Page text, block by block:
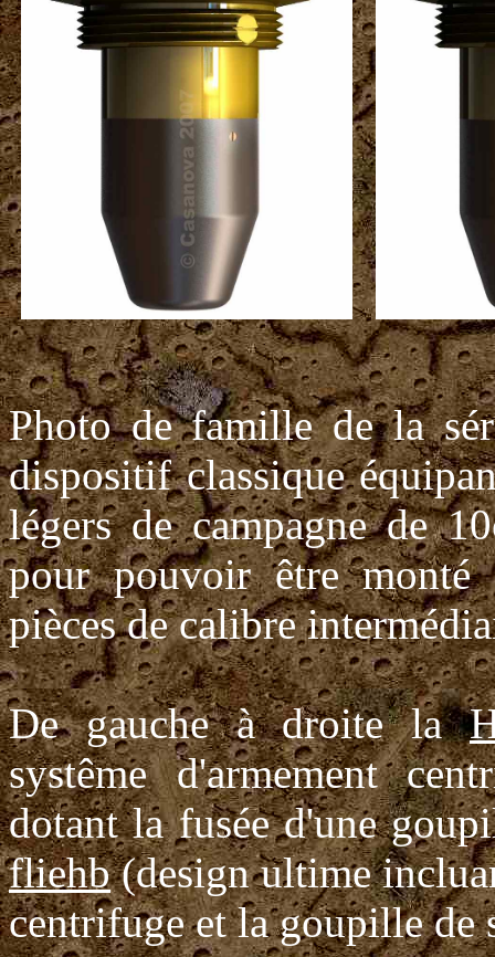
Photo de famille de la
dispositif classique
légers de campagne de
pour pouvoir être monté
pièces de calibre
De gauche à droite la
systême d'armement
dotant la fusée d'une
fliehb(design ultime
centrifuge et la goupille de